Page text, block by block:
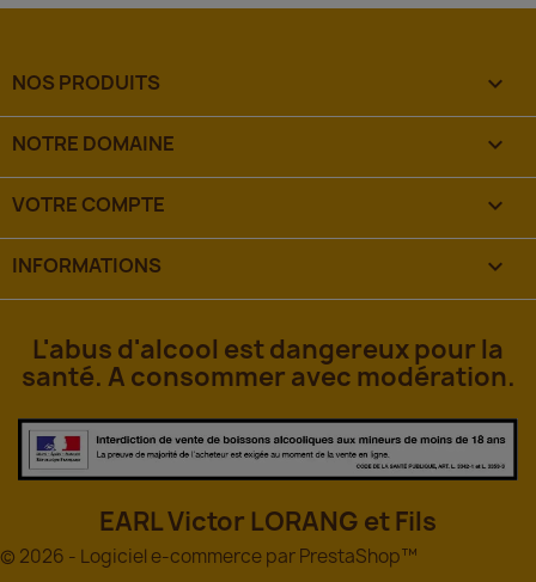
NOS PRODUITS 
NOTRE DOMAINE 
VOTRE COMPTE 
INFORMATIONS keyboard_arrow_down
L'abus d'alcool est dangereux pour la
santé. A consommer avec modération.
EARL Victor LORANG et Fils
© 2026 - Logiciel e-commerce par PrestaShop™